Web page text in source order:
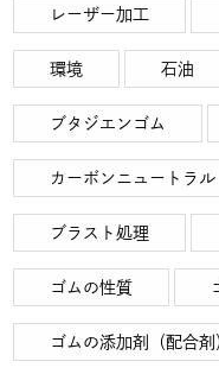
レーザー加工
環境 石油
ブタジエンゴム
カーボンニュートラル
ブラスト処理
ゴムの性質
ゴムの添加剤（配合剤